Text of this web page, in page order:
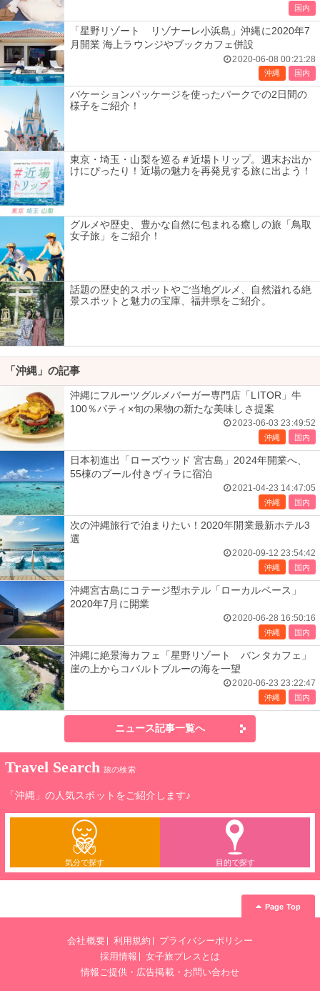
国内
「星野リゾート リゾナーレ小浜島」沖縄に2020年7
月開業 海上ラウンジやブックカフェ併設
2020-06-08 00:21:28
沖縄 国内
バケーションパッケージを使ったパークでの2日間の
様子をご紹介！
東京・埼玉・山梨を巡る＃近場トリップ。週末お出か
けにぴったり！近場の魅力を再発見する旅に出よう！
グルメや歴史、豊かな自然に包まれる癒しの旅「鳥取
女子旅」をご紹介！
話題の歴史的スポットやご当地グルメ、自然溢れる絶
景スポットと魅力の宝庫、福井県をご紹介。
「沖縄」の記事
沖縄にフルーツグルメバーガー専門店「LITOR」牛
100％パティ×旬の果物の新たな美味しさ提案
2023-06-03 23:49:52
沖縄 国内
日本初進出「ローズウッド 宮古島」2024年開業へ、
55棟のプール付きヴィラに宿泊
2021-04-23 14:47:05
沖縄 国内
次の沖縄旅行で泊まりたい！2020年開業最新ホテル3
選
2020-09-12 23:54:42
沖縄 国内
沖縄宮古島にコテージ型ホテル「ローカルベース」
2020年7月に開業
2020-06-28 16:50:16
沖縄 国内
沖縄に絶景海カフェ「星野リゾート バンタカフェ」
崖の上からコバルトブルーの海を一望
2020-06-23 23:22:47
沖縄 国内
ニュース記事一覧へ
Travel Search 旅の検索
「沖縄」の人気スポットをご紹介します♪
気分で探す 目的で探す
Page Top
会社概要 利用規約
プライバシーポリシー
採用情報
女子旅プレスとは
情報ご提供・広告掲載・お問い合わせ